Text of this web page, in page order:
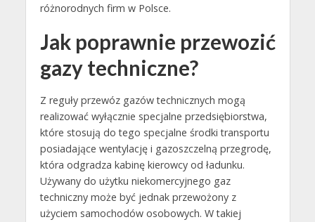
różnorodnych firm w Polsce.
Jak poprawnie przewozić
gazy techniczne?
Z reguły przewóz gazów technicznych mogą
realizować wyłącznie specjalne przedsiębiorstwa,
które stosują do tego specjalne środki transportu
posiadające wentylację i gazoszczelną przegrodę,
która odgradza kabinę kierowcy od ładunku.
Używany do użytku niekomercyjnego gaz
techniczny może być jednak przewożony z
użyciem samochodów osobowych. W takiej